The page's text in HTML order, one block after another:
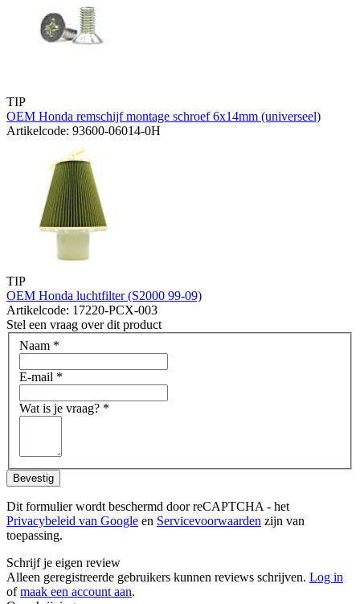
TIP
OEM Honda remschijf montage schroef 6x14mm (universeel)
Artikelcode: 93600-06014-0H
TIP
OEM Honda luchtfilter (S2000 99-09)
Artikelcode: 17220-PCX-003
Stel een vraag over dit product
Naam *
E-mail *
Wat is je vraag? *
Bevestig
Dit formulier wordt beschermd door reCAPTCHA - het
Privacybeleid van Google en Servicevoorwaarden zijn van
toepassing.
Schrijf je eigen review
Alleen geregistreerde gebruikers kunnen reviews schrijven. Log in
ofmaak een account aan.